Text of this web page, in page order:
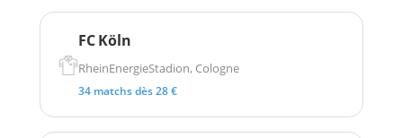
FC Köln
RheinEnergieStadion, Cologne
34 matchs dès 28 €